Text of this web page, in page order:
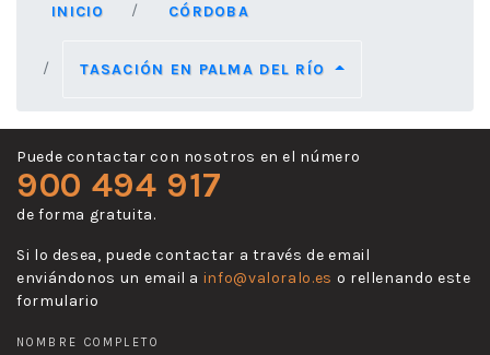
INICIO CÓRDOBA
TASACIÓN EN PALMA DEL RÍO
Puede contactar con nosotros en el número
900 494 917
de forma gratuita.
Si lo desea, puede contactar a través de email
enviándonos un email a info@valoralo.es o rellenando este
formulario
NOMBRE COMPLETO